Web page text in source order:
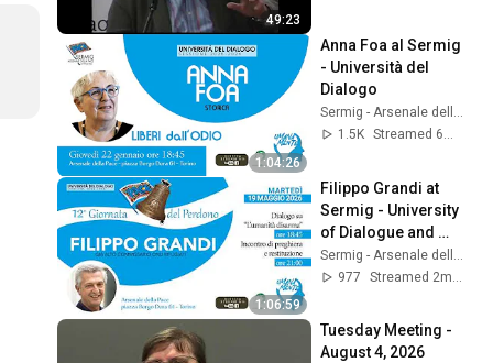
49:23
1:04:26
Anna Foa al Sermig
- Università del
Dialogo
1.5K
1:06:59
Filippo Grandi at
Sermig - University
of Dialogue and
Day of Forgiveness
977
Tuesday Meeting -
August 4, 2026